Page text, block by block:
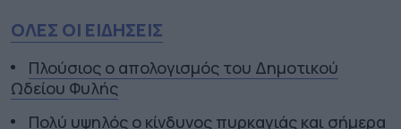
ΟΛΕΣ ΟΙ ΕΙΔΗΣΕΙΣ
Πλούσιος ο απολογισμός του Δημοτικού
Ωδείου Φυλής
Πολύ υψηλός ο κίνδυνος πυρκαγιάς και σήμερα